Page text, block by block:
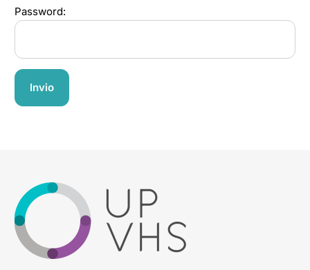
Password: